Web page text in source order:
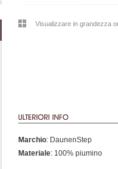
Visualizzare in grandezza
Marchio: DaunenStep
Materiale: 100% piumino